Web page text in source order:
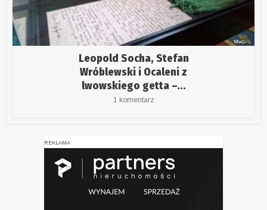
Leopold Socha, Stefan
Wróblewski i Ocaleni z
lwowskiego getta –...
1 komentarz
REKLAMA